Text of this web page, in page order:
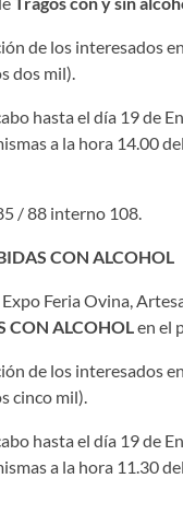
de los interesados
dos mil).
hasta el día 19 de
a la hora 14.00
/ 88 interno 108.
CON ALCOHOL
Feria Ovina,
CON ALCOHOLen el
de los interesados
cinco mil).
hasta el día 19 de
a la hora 11.30